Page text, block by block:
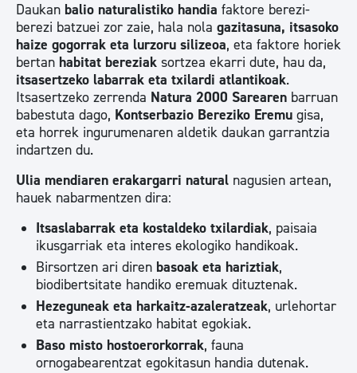
Daukan balio naturalistiko handia faktore berezi-
berezi batzuei zor zaie, hala nola gazitasuna, itsasoko
haize gogorrak eta lurzoru silizeoa, eta faktore horiek
bertan habitat bereziak sortzea ekarri dute, hau da,
itsasertzeko labarrak eta txilardi atlantikoak.
Itsasertzeko zerrenda Natura 2000 Sarearen barruan
babestuta dago, Kontserbazio Bereziko Eremu gisa,
eta horrek ingurumenaren aldetik daukan garrantzia
indartzen du.
Ulia mendiaren erakargarri natural nagusien artean,
hauek nabarmentzen dira:
Itsaslabarrak eta kostaldeko txilardiak, paisaia
ikusgarriak eta interes ekologiko handikoak.
Birsortzen ari diren basoak eta hariztiak,
biodibertsitate handiko eremuak dituztenak.
Hezeguneak eta harkaitz-azaleratzeak, urlehortar
eta narrastientzako habitat egokiak.
Baso misto hostoerorkorrak, fauna
ornogabearentzat egokitasun handia dutenak.